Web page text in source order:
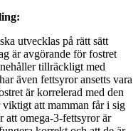
utvecklas på rätt sätt
är avgörande för fostret
tillräckligt med
även fettsyror ansetts vara
är korrelerad med den
viktigt att mamman får i sig
att omega-3-fettsyror är